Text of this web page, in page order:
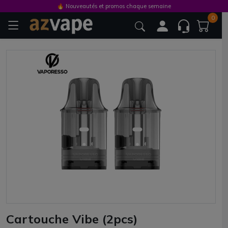
0
Cartouche Vibe (2pcs)
🔥 Nouveautés et promos chaque semaine